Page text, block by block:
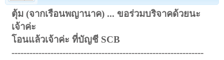
ตุ้ม (จากเรือนพญานาค) ... ขอร่วมบริจาคด้วยนะ
เจ้าค่ะ
โอนแล้วเจ้าค่ะ ที่บัญชี SCB
----------------------------------------------------------------